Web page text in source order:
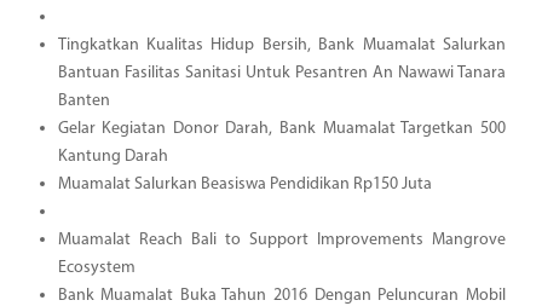
Tingkatkan Kualitas Hidup Bersih, Bank Muamalat Salurkan
Bantuan Fasilitas Sanitasi Untuk Pesantren An Nawawi Tanara
Banten
Gelar Kegiatan Donor Darah, Bank Muamalat Targetkan 500
Kantung Darah
Muamalat Salurkan Beasiswa Pendidikan Rp150 Juta
Muamalat Reach Bali to Support Improvements Mangrove
Ecosystem
Bank Muamalat Buka Tahun 2016 Dengan Peluncuran Mobil